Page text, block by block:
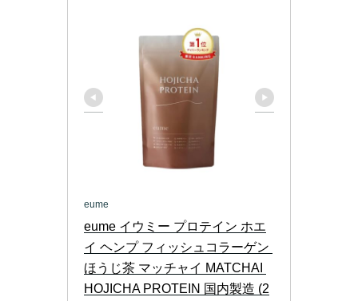
eume
eume イウミー プロテイン ホエ
イ ヘンプ フィッシュコラーゲン
ほうじ茶 マッチャイ MATCHAI
HOJICHA PROTEIN 国内製造 (2